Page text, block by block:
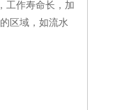
工作寿命长，加
区域，如流水